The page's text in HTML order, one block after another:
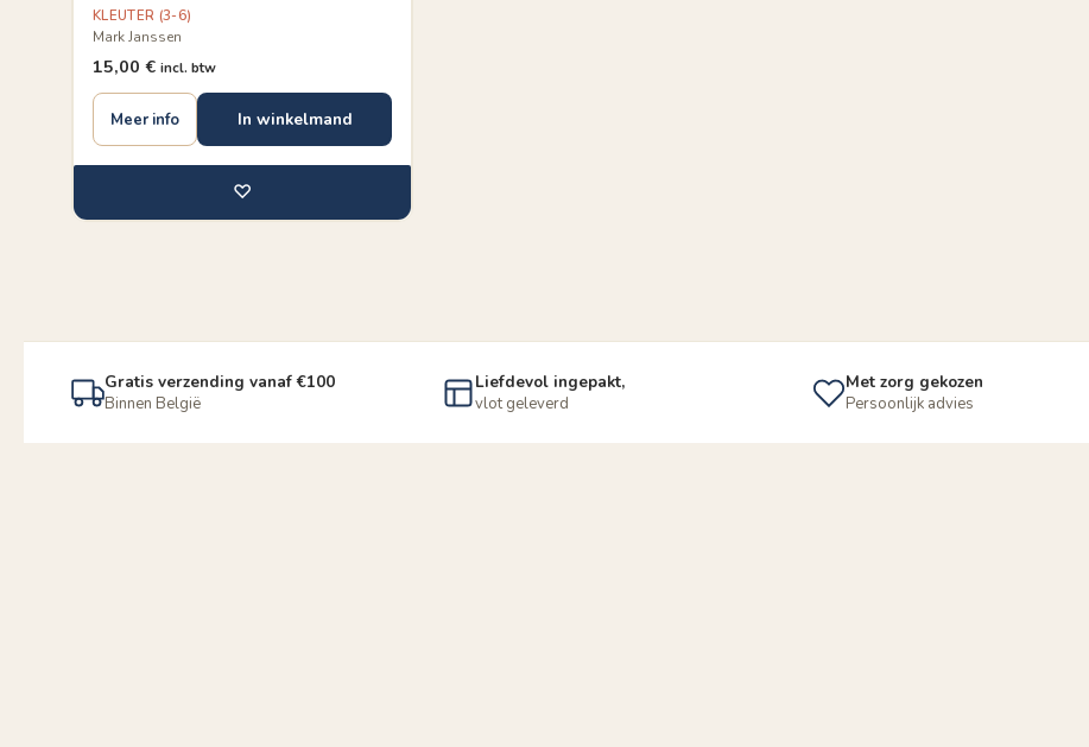
KLEUTER (3-6)
Mark Janssen
15,00 € incl. btw
Meer info In winkelmand
♡
Gratis verzending vanaf €100
Binnen België
Liefdevol ingepakt,
vlot geleverd
Met zorg gekozen
Persoonlijk advies